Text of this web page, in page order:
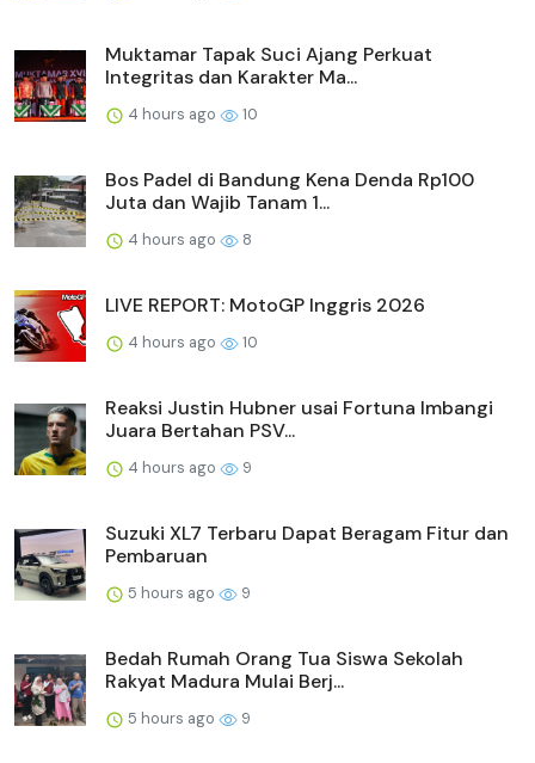
Muktamar Tapak Suci Ajang Perkuat
Integritas dan Karakter Ma...
4 hours ago 10
Bos Padel di Bandung Kena Denda Rp100
Juta dan Wajib Tanam 1...
4 hours ago 8
LIVE REPORT: MotoGP Inggris 2026
4 hours ago 10
Reaksi Justin Hubner usai Fortuna Imbangi
Juara Bertahan PSV...
4 hours ago 9
Suzuki XL7 Terbaru Dapat Beragam Fitur dan
Pembaruan
5 hours ago 9
Bedah Rumah Orang Tua Siswa Sekolah
Rakyat Madura Mulai Berj...
5 hours ago 9